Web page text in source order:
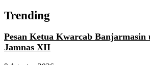
Trending
Pesan Ketua Kwarcab
Jamnas XII